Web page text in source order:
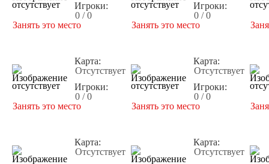
Игроки:
0 / 0
Занять это место
Игроки:
0 / 0
Занять это место
Карта:
Отсутствует
Игроки:
0 / 0
Занять это место
Карта:
Отсутствует
Игроки:
0 / 0
Занять это место
Карта:
Отсутствует
Карта:
Отсутствует